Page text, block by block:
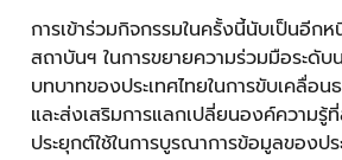
การเข้าร่วมกิจกรรมในครั้งนี้นับเป็นอี
สถาบันฯ ในการขยายความร่วมมือระดับ
บทบาทของประเทศไทยในการขับเคลื่อ
และส่งเสริมการแลกเปลี่ยนองค์ความรู้
ประยุกต์ใช้ในการบูรณาการข้อมูลของป